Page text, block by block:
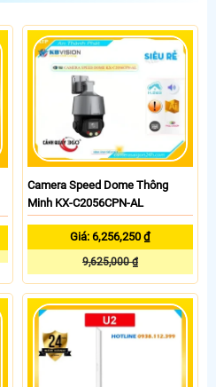
Camera Speed Dome Thông
Minh KX-C2056CPN-AL
Giá: 6,256,250 ₫
9,625,000 ₫